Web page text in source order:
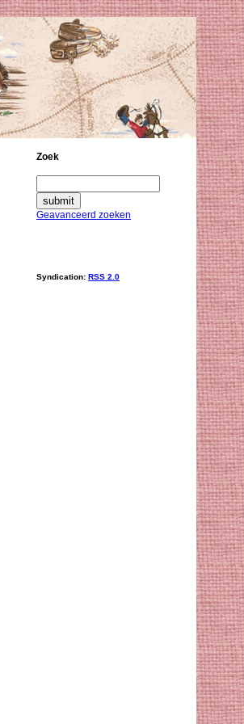
Zoek
Geavanceerd zoeken
Syndication: RSS 2.0